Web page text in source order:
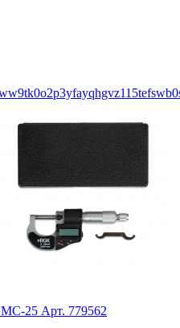
25 Арт. 779562